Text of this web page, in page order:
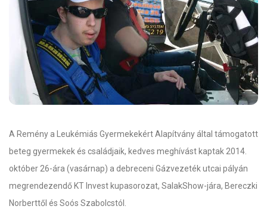
A Remény a Leukémiás Gyermekekért Alapítvány által támogatott
beteg gyermekek és családjaik, kedves meghívást kaptak 2014.
október 26-ára (vasárnap) a debreceni Gázvezeték utcai pályán
megrendezendő KT Invest kupasorozat, SalakShow-jára, Bereczki
Norberttől és Soós Szabolcstól.